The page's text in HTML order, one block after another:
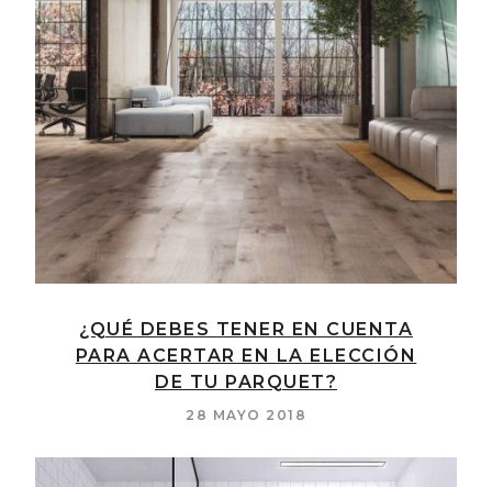
¿QUÉ DEBES TENER EN CUENTA
PARA ACERTAR EN LA ELECCIÓN
DE TU PARQUET?
28 MAYO 2018